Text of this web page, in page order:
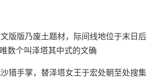
版版乃废土题材，际间线地位于末日后
数个叫泽塔其中式的文确
猎手掌，替泽塔女王于宏处朝至处搜集